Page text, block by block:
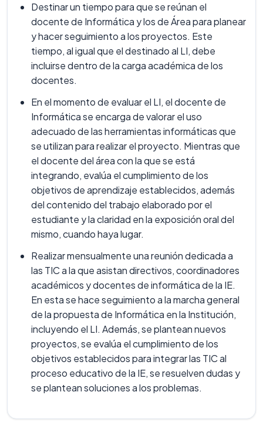
Destinar un tiempo para que se reúnan el
docente de Informática y los de Área para planear
y hacer seguimiento a los proyectos. Este
tiempo, al igual que el destinado al LI, debe
incluirse dentro de la carga académica de los
docentes.
En el momento de evaluar el LI, el docente de
Informática se encarga de valorar el uso
adecuado de las herramientas informáticas que
se utilizan para realizar el proyecto. Mientras que
el docente del área con la que se está
integrando, evalúa el cumplimiento de los
objetivos de aprendizaje establecidos, además
del contenido del trabajo elaborado por el
estudiante y la claridad en la exposición oral del
mismo, cuando haya lugar.
Realizar mensualmente una reunión dedicada a
las TIC a la que asistan directivos, coordinadores
académicos y docentes de informática de la IE.
En esta se hace seguimiento a la marcha general
de la propuesta de Informática en la Institución,
incluyendo el LI. Además, se plantean nuevos
proyectos, se evalúa el cumplimiento de los
objetivos establecidos para integrar las TIC al
proceso educativo de la IE, se resuelven dudas y
se plantean soluciones a los problemas.